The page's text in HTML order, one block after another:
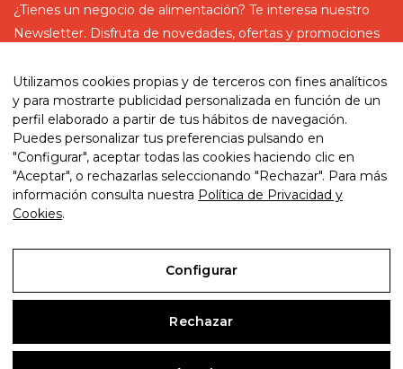
¿Tienes un negocio de alimentación? Te interesa nuestro
Newsletter. Disfruta de novedades, ofertas y promociones
He leído y acepto la política de privacidad
© 2026. My website. By eComm360
Utilizamos cookies propias y de terceros con fines analíticos
y para mostrarte publicidad personalizada en función de un
perfil elaborado a partir de tus hábitos de navegación.
Puedes personalizar tus preferencias pulsando en
"Configurar", aceptar todas las cookies haciendo clic en
"Aceptar", o rechazarlas seleccionando "Rechazar". Para más
información consulta nuestra Política de Privacidad y
Cookies.
Configurar
Rechazar
Aviso Legal
Política de Privacidad y Cookies
Condiciones de compra